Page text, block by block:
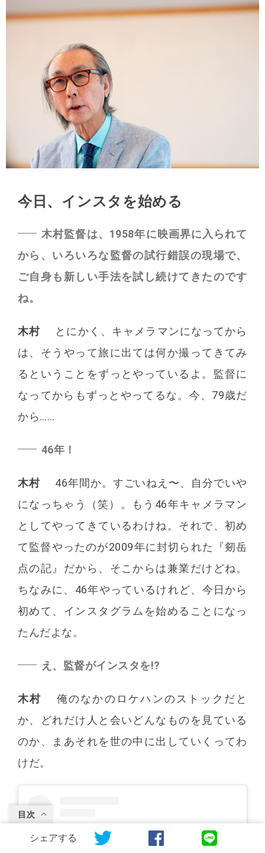
目次
今日、インスタを始める
木村監督は、1958年に映画界に入られて
から、いろいろな監督の試行錯誤の現場で、
ご自身も新しい手法を試し続けてきたのです
ね。
木村
とにかく、キャメラマンになってから
は、そうやって旅に出ては何か撮ってきてみ
るということをずっとやっているよ。監督に
なってからもずっとやってるな。今、79歳だ
から……
46年！
木村
46年間か。すごいねえ〜、自分でいや
になっちゃう（笑）。もう46年キャメラマン
としてやってきているわけね。それで、初め
て監督やったのが2009年に封切られた『剱岳
点の記』だから、そこからは兼業だけどね。
ちなみに、46年やっているけれど、今日から
初めて、インスタグラムを始めることになっ
たんだよな。
え、監督がインスタを!?
木村
俺のなかのロケハンのストックだと
か、どれだけ人と会いどんなものを見ている
のか、まあそれを世の中に出していくってわ
けだ。
シェアする